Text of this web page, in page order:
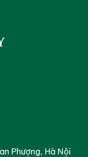
Phượng, Hà Nội